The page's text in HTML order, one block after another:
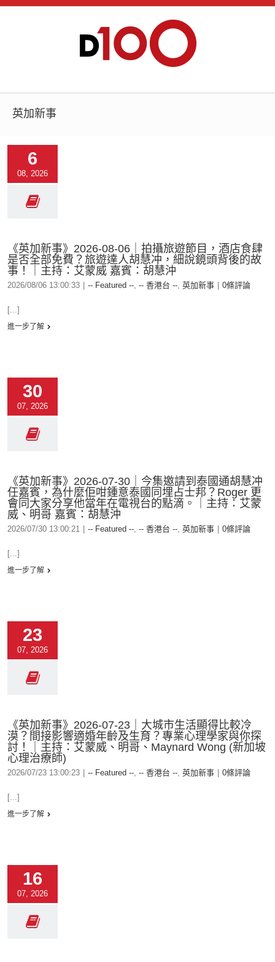
英加新事
6
08, 2026
《英加新事》2026-08-06｜拍攝旅遊節目，酒店食肆
是否全部免費？旅遊達人胡慧冲，細說鏡頭背後的故
事！｜主持：艾蒙威 嘉賓：胡慧沖
2026/08/06 13:00:33 -- Featured --, -- 香港台 --, 英加新事 0條評論
[...]
進一步了解
30
07, 2026
《英加新事》2026-07-30｜今集邀請到泰國通胡慧冲
任嘉賓，為什麼佢咁鍾意泰國同埋占士邦？Roger 更
會同大家分享他當年在電視台的點滴。｜主持：艾蒙
威、明哥 嘉賓：胡慧沖
2026/07/30 13:00:21 -- Featured --, -- 香港台 --, 英加新事 0條評論
[...]
進一步了解
23
07, 2026
《英加新事》2026-07-23｜大城市生活顯得比較冷
漠？間接影響適婚年齡及生育？專業心理學家與你探
討！｜主持：艾蒙威、明哥、Maynard Wong (新加坡
心理治療師)
2026/07/23 13:00:23 -- Featured --, -- 香港台 --, 英加新事 0條評論
[...]
進一步了解
16
07, 2026